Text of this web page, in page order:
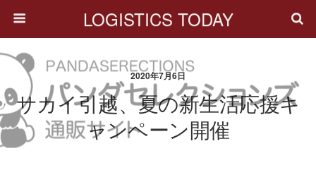
LOGISTICS TODAY
2020年7月6日
サカイ引越、夏の新生活応援キ
ャンペーン開催